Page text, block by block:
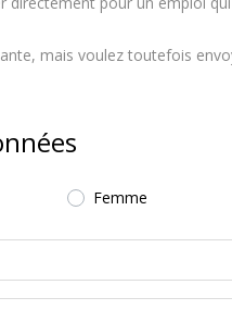
mais voulez toutefois
Femme